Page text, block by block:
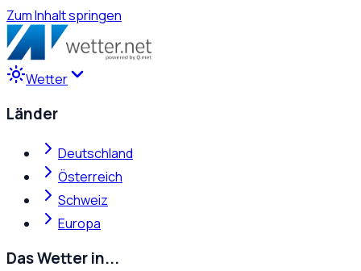
Zum Inhalt springen
Wetter
Länder
Deutschland
Österreich
Schweiz
Europa
Das Wetter in...